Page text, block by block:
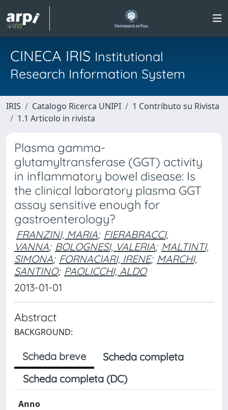
CINECA IRIS Institutional
Research Information System
IRIS Catalogo Ricerca UNIPI
1 Contributo su Rivista
1.1 Articolo in rivista
Plasma gamma-
glutamyltransferase (GGT) activity
in inflammatory bowel disease: Is
the clinical laboratory plasma GGT
assay sensitive enough for
gastroenterology?
FRANZINI, MARIA; FIERABRACCI,
VANNA; BOLOGNESI, VALERIA; MALTINTI,
SIMONA; FORNACIARI, IRENE; MARCHI,
SANTINO; PAOLICCHI, ALDO
2013-01-01
Abstract
BACKGROUND:
Scheda breve
Scheda completa
Scheda completa (DC)
Anno